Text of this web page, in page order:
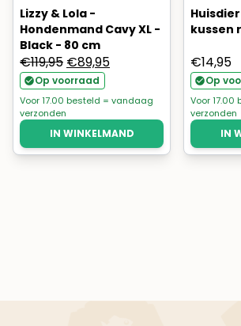
Lizzy & Lola -
Hondenmand Cavy XL -
Black - 80 cm
€119,95 Oorspronkelijke
prijs
was:
€119,95.
€89,95Huidige
is:
€89,95.
Op voorraad
Voor 17.00 besteld = vandaag
verzonden
IN WINKELMAND
kussen
€14,95
Op
Voor
verzonden
IN